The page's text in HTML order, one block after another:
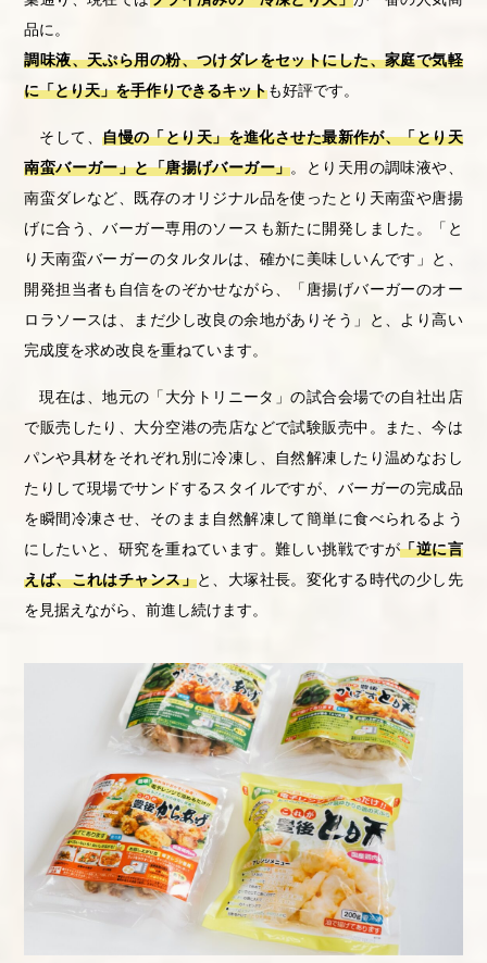
品に。
調味液、天ぷら用の粉、つけダレをセットにした、家庭で気軽
に「とり天」を手作りできるキットも好評です。
そして、自慢の「とり天」を進化させた最新作が、「とり天
南蛮バーガー」と「唐揚げバーガー」。とり天用の調味液や、
南蛮ダレなど、既存のオリジナル品を使ったとり天南蛮や唐揚
げに合う、バーガー専用のソースも新たに開発しました。「と
り天南蛮バーガーのタルタルは、確かに美味しいんです」と、
開発担当者も自信をのぞかせながら、「唐揚げバーガーのオー
ロラソースは、まだ少し改良の余地がありそう」と、より高い
完成度を求め改良を重ねています。
現在は、地元の「大分トリニータ」の試合会場での自社出店
で販売したり、大分空港の売店などで試験販売中。また、今は
パンや具材をそれぞれ別に冷凍し、自然解凍したり温めなおし
たりして現場でサンドするスタイルですが、バーガーの完成品
を瞬間冷凍させ、そのまま自然解凍して簡単に食べられるよう
にしたいと、研究を重ねています。難しい挑戦ですが「逆に言
えば、これはチャンス」と、大塚社長。変化する時代の少し先
を見据えながら、前進し続けます。